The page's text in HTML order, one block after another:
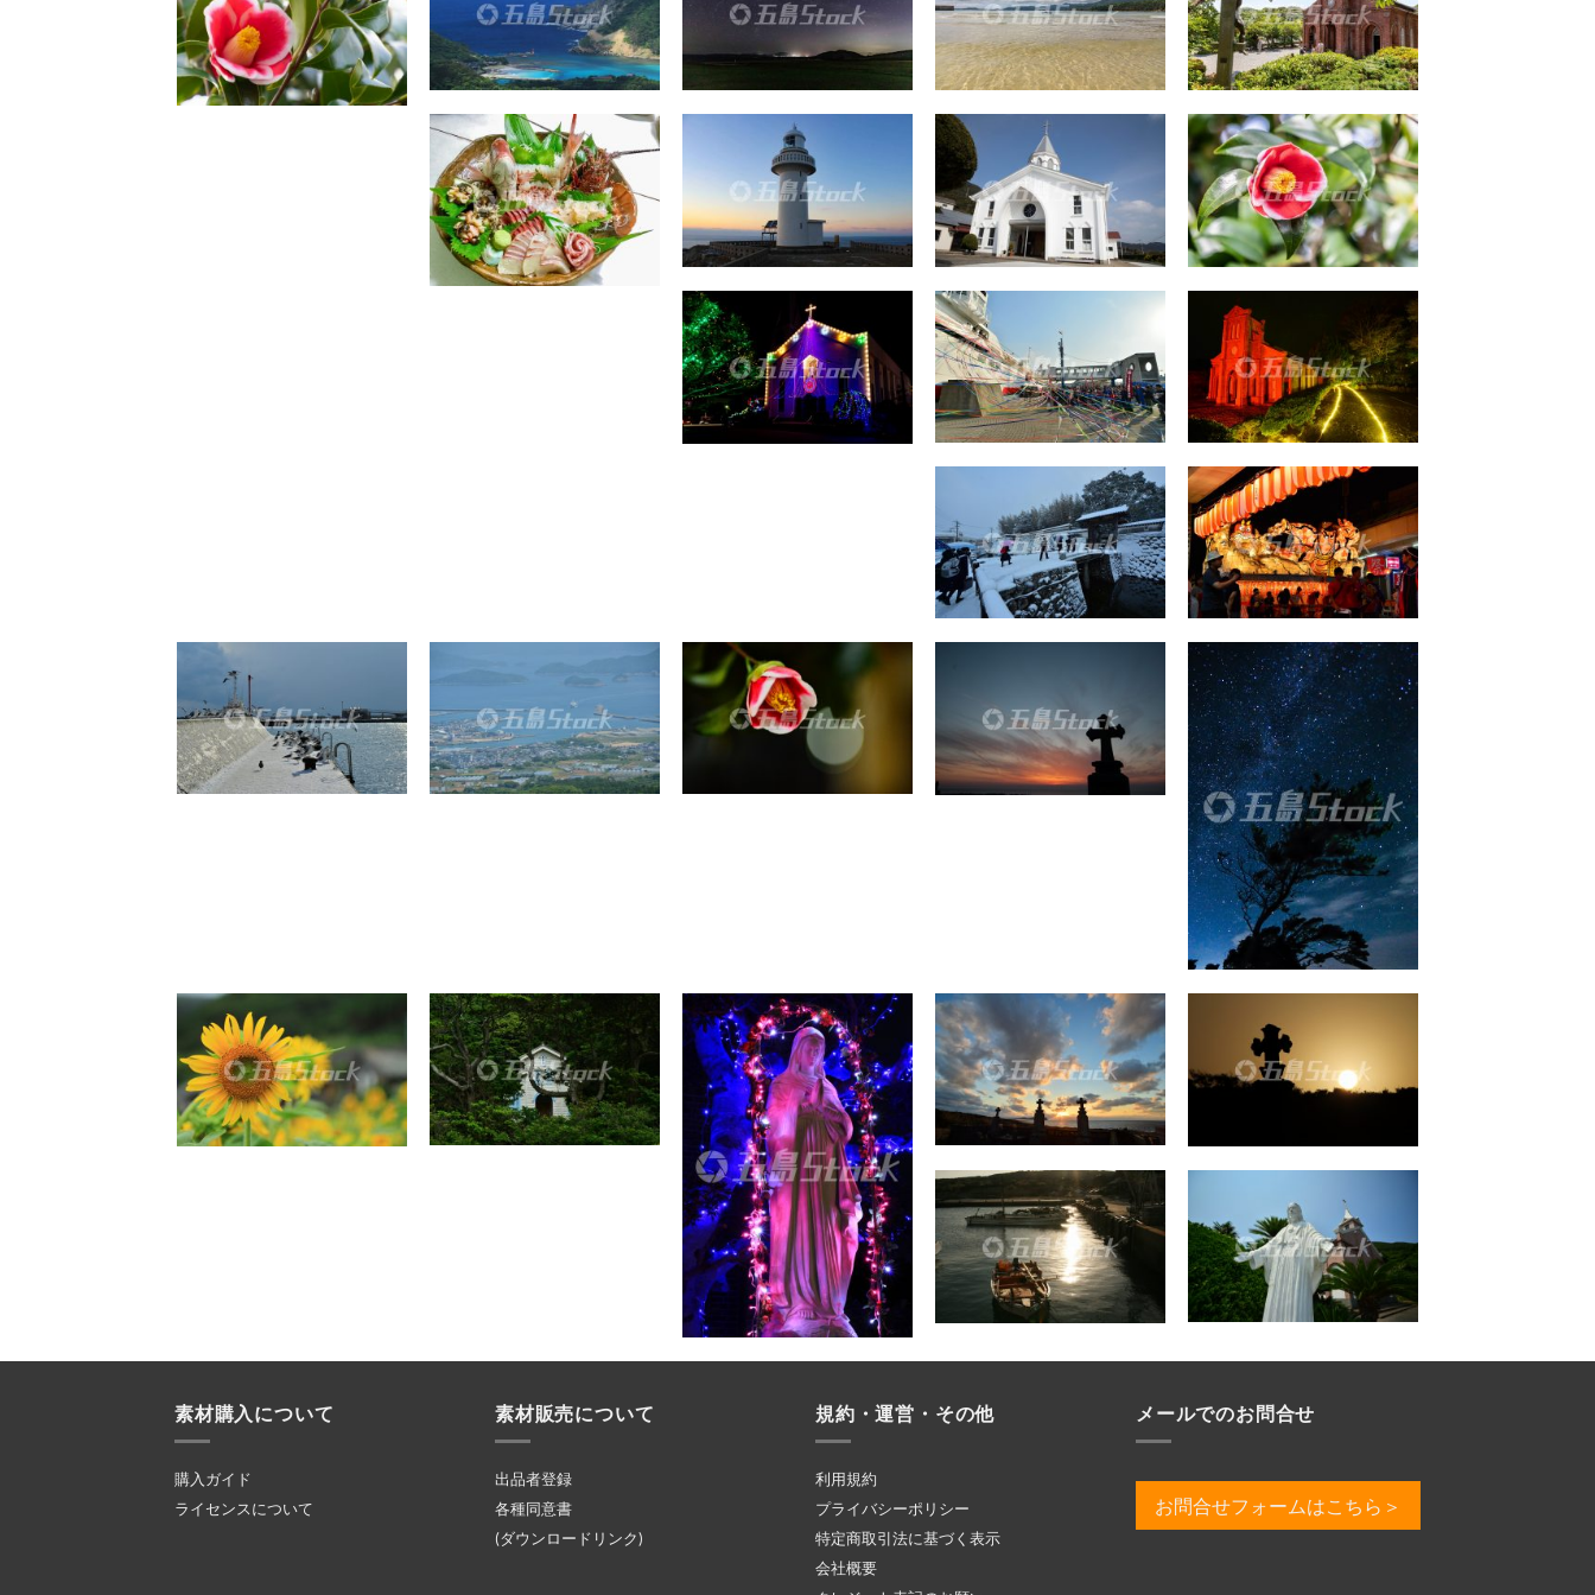
素材購入について
購入ガイド
ライセンスについて
素材販売について
出品者登録
各種同意書
(ダウンロードリンク)
規約・運営・その他
利用規約
プライバシーポリシー
特定商取引法に基づく表示
会社概要
メールでのお問合せ
お問合せフォームはこちら＞